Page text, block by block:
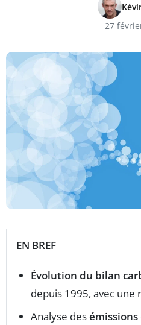
27
EN BREF
Évolution du bilan
depuis 1995, avec une
Analyse desémissions